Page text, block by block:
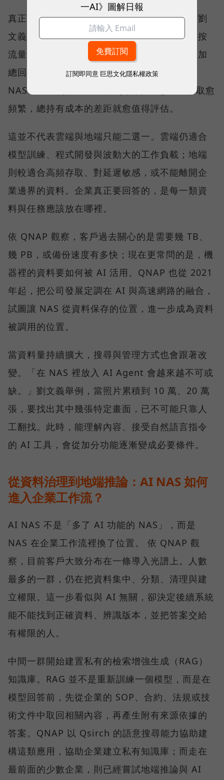
真正讓更多企業回頭計算的，則是長期成本。劉
文義指出，資料上傳雲端可能免費，下載卻會按
流量收費；當企業把一年、兩年、三年的費用加
總回推，可能會發現，購買一台同等容量的
NAS，還能使用 7-10 年。資料規模愈大、存取愈
頻繁，總持有成本的差距就愈值得評估。
這並不代表雲端與地端只能二選一。雲端仍適合
模型訓練、程式開發與波動大的工作負載；地端
則較適合高頻存取、對延遲敏感，或不能離開企
業邊界的資料。企業真正要回答的，是每一類資
料與任務應該放在哪裡。
依 QNAP 觀察，客戶過去關心的是需要幾 TB、
幾 PB，或備份速度有多快；現在更常問的是，機
器裡的資料要如何被 AI 活用。QNAP 也從 2021
年起，把公司發展定調在 AI 與高速網路的融合，
試圖讓 NAS 從資料保存的位置，進一步成為資料
被調用的位置。
當資料量持續擴大，搜尋與管理方式也會跟著改
變。「在 NAS 裡放入 AI Agent 會越來越不可或
缺。」劉文義舉例，當照片累積到 10 萬、20 萬
張，要找出其中幾張特定畫面，已不可能只靠人
工翻找。此時，能理解內容、接受自然語言指令
的 AI 工具，會從加分功能逐漸變成必要條件。
從資料治理到地端推論：AI NAS 如何
進入企業工作流？
AI NAS 不是「多了 AI 功能的 NAS」，而是
NAS 在企業工作流裡換了位置。 依 QNAP 觀
察，目前客戶大致分布在一條導入光譜上。人數
最多的一群，仍在把資料集中、分類、清理與建
立權限。這一步看似與 AI 無關，卻決定後續系統
能不能找到正確資料、辨識版本，並把答案交給
有權限的人。
中間一群開始建置私有的檢索增強生成（RAG）
知識庫。RAG 並不是重新訓練一個模型，而是在
模型回答前，先從企業的 SOP、合約、法規或技
術文件中取回相關內容，再產生附有來源依據的
答案。QNAP 以 Qsirch 的語意搜尋能力協助建
構這類應用，協助企業建立私有知識庫；而走在
最前面的少數企業，則已經嘗試地端推論與 AI
一AI》圖解日報
訂閱即同意 巨思文化隱私權政策